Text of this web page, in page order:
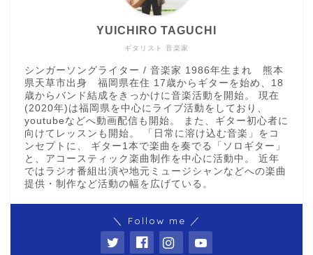
ギタリスト 音楽家
YUICHIRO TAGUCHI
シンガーソングライター / 音楽家 1986年生まれ 熊本
県天草市出身 福岡県在住 17歳からギターを始め、18
歳からバンド結成をきっかけに音楽活動を開始。 現在
(2020年)は福岡県を中心にライブ活動をしており、
youtubeなどへ動画配信も開始。 また、ギター初心者に
向けてレッスンも開始。 「日常に溶け込む音楽」をコ
ンセプトに、 ギター1本で楽曲を奏でる「ソロギター」
と、アコースティック楽曲制作を中心に活動中。 近年
ではラジオ番組出演や地元ミュージシャンなどへの楽曲
提供・制作など活動の幅を広げている。
＼ Follow me ／